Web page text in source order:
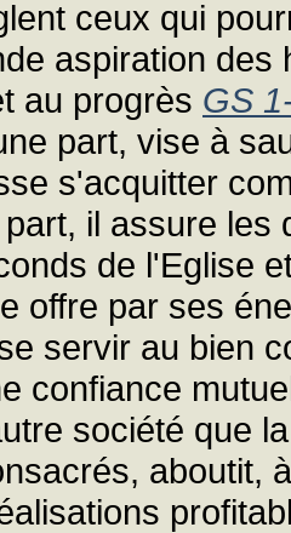
ceux qui
aspiration
au progrès GS
part, vise à
s'acquitter
il assure
de l'Eglise
offre par ses
servir au bien
confiance
société que
aboutit,